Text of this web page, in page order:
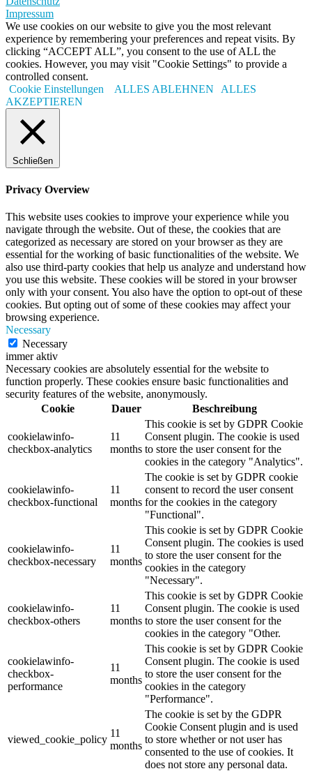
Impressum
We use cookies on our website to give you the most relevant
experience by remembering your preferences and repeat visits. By
clicking “ACCEPT ALL”, you consent to the use of ALL the
cookies. However, you may visit "Cookie Settings" to provide a
controlled consent.
Cookie Einstellungen
ALLES ABLEHNEN
ALLES
AKZEPTIEREN
Schließen
Privacy Overview
This website uses cookies to improve your experience while you
navigate through the website. Out of these, the cookies that are
categorized as necessary are stored on your browser as they are
essential for the working of basic functionalities of the website. We
also use third-party cookies that help us analyze and understand how
you use this website. These cookies will be stored in your browser
only with your consent. You also have the option to opt-out of these
cookies. But opting out of some of these cookies may affect your
browsing experience.
Necessary
Necessary
immer aktiv
Necessary cookies are absolutely essential for the website to
function properly. These cookies ensure basic functionalities and
security features of the website, anonymously.
Cookie
Dauer Beschreibung
cookielawinfo-
checkbox-analytics
11
months
This cookie is set by GDPR Cookie
Consent plugin. The cookie is used
to store the user consent for the
cookies in the category "Analytics".
cookielawinfo-
checkbox-functional
11
months
The cookie is set by GDPR cookie
consent to record the user consent
for the cookies in the category
"Functional".
cookielawinfo-
checkbox-necessary
11
months
This cookie is set by GDPR Cookie
Consent plugin. The cookies is used
to store the user consent for the
cookies in the category
"Necessary".
cookielawinfo-
checkbox-others
11
months
This cookie is set by GDPR Cookie
Consent plugin. The cookie is used
to store the user consent for the
cookies in the category "Other.
cookielawinfo-
checkbox-
performance
11
months
This cookie is set by GDPR Cookie
Consent plugin. The cookie is used
to store the user consent for the
cookies in the category
"Performance".
viewed_cookie_policy
11
months
The cookie is set by the GDPR
Cookie Consent plugin and is used
to store whether or not user has
consented to the use of cookies. It
does not store any personal data.